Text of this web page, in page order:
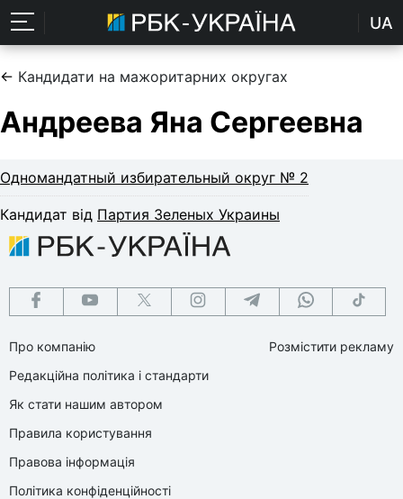
UA
← Кандидати на мажоритарних округах
Андреева Яна Сергеевна
Одномандатный избирательный округ № 2
Кандидат від Партия Зеленых Украины
Про компанію
Редакційна політика і стандарти
Як стати нашим автором
Правила користування
Правова інформація
Політика конфіденційності
Розмістити рекламу